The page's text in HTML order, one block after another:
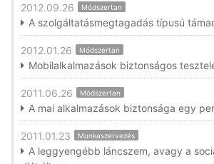
2012.09.26 Módszertan
A szolgáltatásmegtagadás típusú
2012.01.26 Módszertan
Mobilalkalmazások biztonságos
2011.06.26 Módszertan
A mai alkalmazások biztonsága egy
2011.01.23 Munkaszervezés
A leggyengébb láncszem, avagy a